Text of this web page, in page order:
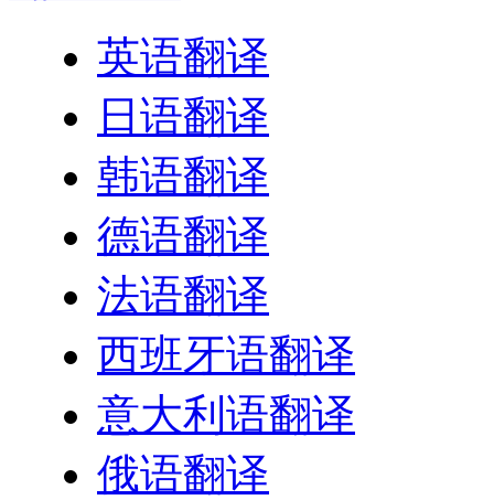
英语翻译
日语翻译
韩语翻译
德语翻译
法语翻译
西班牙语翻译
意大利语翻译
俄语翻译